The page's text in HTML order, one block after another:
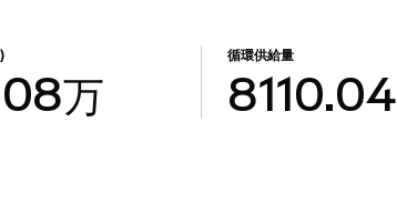
万
循環供給量
8110.04